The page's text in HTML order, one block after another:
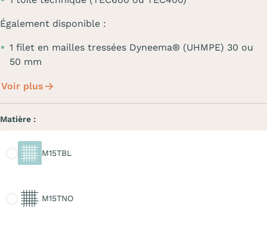
Également disponible :
1 filet en mailles tressées Dyneema® (UHMPE) 30 ou
50 mm
Voir plus
Matière :
M15TBL
M15TNO